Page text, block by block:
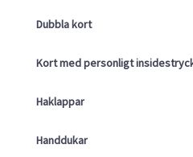
Dubbla kort
Kort med personligt
Haklappar
Handdukar